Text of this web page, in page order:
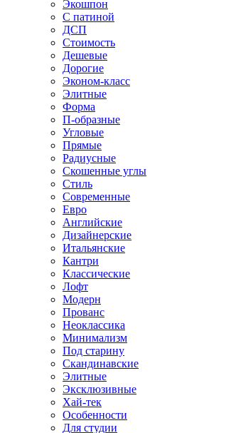
Экошпон
С патиной
ДСП
Стоимость
Дешевые
Дорогие
Эконом-класс
Элитные
Форма
П-образные
Угловые
Прямые
Радиусные
Скошенные углы
Стиль
Современные
Евро
Английские
Дизайнерские
Итальянские
Кантри
Классические
Лофт
Модерн
Прованс
Неоклассика
Минимализм
Под старину
Скандинавские
Элитные
Эксклюзивные
Хай-тек
Особенности
Для студии